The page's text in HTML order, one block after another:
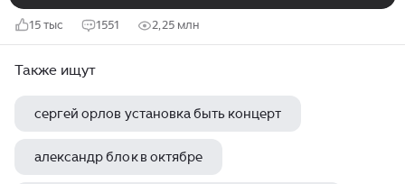
15 тыс 1551 2,25 млн
Также ищут
сергей орлов установка быть концерт
александр блок в октябре